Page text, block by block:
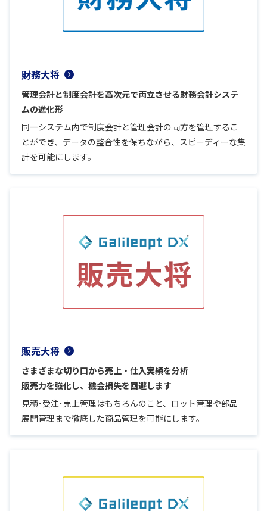
財務大将
管理会計と制度会計を高次元で両立させる財務会計システ
ムの進化形
同一システム内で制度会計と管理会計の両方を管理するこ
とができ、データの整合性を保ちながら、スピーディーな集
計を可能にします。
販売大将
さまざまな切り口から売上・仕入実績を分析
販売力を強化し、機会損失を回避します
見積･受注･売上管理はもちろんのこと、ロット管理や部品
展開管理まで徹底した商品管理を可能にします。